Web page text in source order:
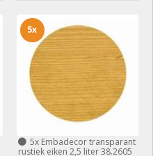
5xEmbadecor transparant
rustiek eiken 2,5 liter 38.2605
5x